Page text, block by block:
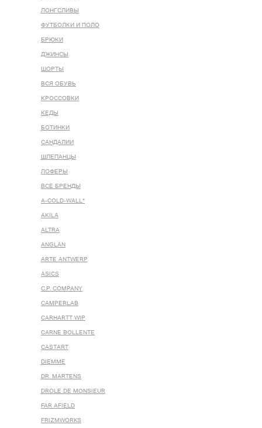
ЛОНГСЛИВЫ
ФУТБОЛКИ И ПОЛО
БРЮКИ
ДЖИНСЫ
ШОРТЫ
ВСЯ ОБУВЬ
КРОССОВКИ
КЕДЫ
БОТИНКИ
САНДАЛИИ
ШЛЕПАНЦЫ
ЛОФЕРЫ
ВСЕ БРЕНДЫ
A-COLD-WALL*
AKILA
ALTRA
ANGLAN
ARTE ANTWERP
ASICS
C.P. COMPANY
CAMPERLAB
CARHARTT WIP
CARNE BOLLENTE
CASTART
DIEMME
DR. MARTENS
DROLE DE MONSIEUR
FAR AFIELD
FRIZMWORKS